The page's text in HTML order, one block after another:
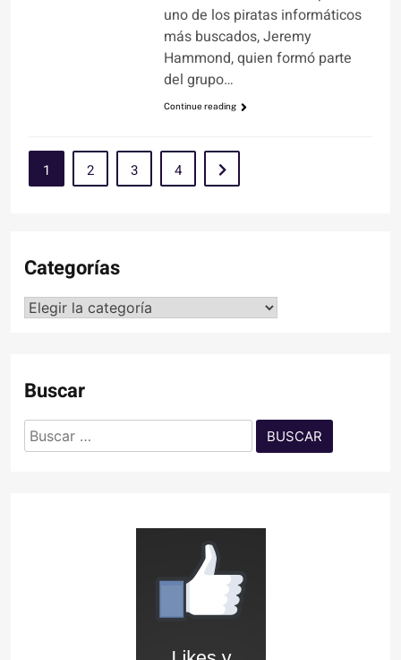
uno de los piratas informáticos
más buscados, Jeremy
Hammond, quien formó parte
del grupo…
Continue reading
1 2 3 4
Categorías
Categorías
Buscar
Buscar: